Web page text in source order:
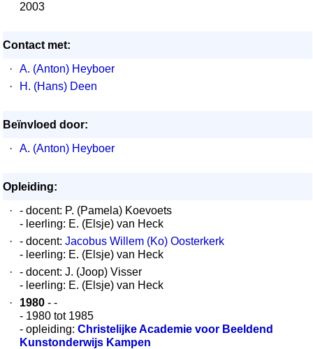
2003
Contact met:
·
A. (Anton) Heyboer
·
H. (Hans) Deen
Beïnvloed door:
·
A. (Anton) Heyboer
Opleiding:
·
- docent: P. (Pamela) Koevoets
- leerling: E. (Elsje) van Heck
·
- docent: Jacobus Willem (Ko) Oosterkerk
- leerling: E. (Elsje) van Heck
·
- docent: J. (Joop) Visser
- leerling: E. (Elsje) van Heck
·
1980 - -
- 1980 tot 1985
- opleiding: Christelijke Academie voor Beeldend
Kunstonderwijs Kampen